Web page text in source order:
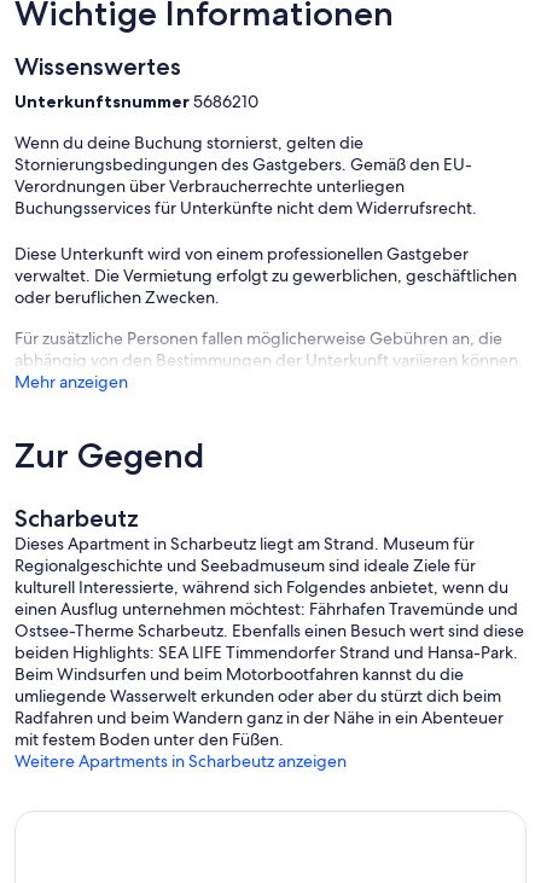
Bettwäsche und Handtücher sind nicht im Preis enthalten und
ausgeliehen werden.
Sichern Sie sich Ihren Aufenthalt in dieser strandnahen Unterkunft.
Wichtige Informationen
Wissenswertes
Unterkunftsnummer5686210
Wenn du deine Buchung stornierst, gelten die
Stornierungsbedingungen des Gastgebers. Gemäß den EU-
Verordnungen über Verbraucherrechte unterliegen
Buchungsservices für Unterkünfte nicht dem Widerrufsrecht.
Diese Unterkunft wird von einem professionellen Gastgeber
verwaltet. Die Vermietung erfolgt zu gewerblichen, geschäftlichen
oder beruflichen Zwecken.
Für zusätzliche Personen fallen möglicherweise Gebühren an, die
abhängig von den Bestimmungen der Unterkunft variieren können.
Mehr anzeigen
Zur Gegend
Scharbeutz
Dieses Apartment in Scharbeutz liegt am Strand. Museum für
Regionalgeschichte und Seebadmuseum sind ideale Ziele für
kulturell Interessierte, während sich Folgendes anbietet, wenn du
einen Ausflug unternehmen möchtest: Fährhafen Travemünde und
Ostsee-Therme Scharbeutz. Ebenfalls einen Besuch wert sind diese
beiden Highlights: SEA LIFE Timmendorfer Strand und Hansa-Park.
Beim Windsurfen und beim Motorbootfahren kannst du die
umliegende Wasserwelt erkunden oder aber du stürzt dich beim
Radfahren und beim Wandern ganz in der Nähe in ein Abenteuer
mit festem Boden unter den Füßen.
Weitere Apartments in Scharbeutz anzeigen